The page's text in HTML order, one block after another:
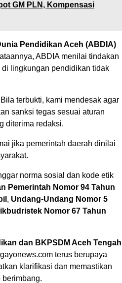
GM PLN, Kompensasi
Pendidikan Aceh (ABDIA)
ABDIA menilai tindakan
lingkungan pendidikan tidak
terbukti, kami mendesak agar
sanksi tegas sesuai aturan
diterima redaksi.
jika pemerintah daerah dinilai
norma sosial dan kode etik
Pemerintah Nomor 94 Tahun
, Undang-Undang Nomor 5
Nomor 67 Tahun
dan BKPSDM Aceh Tengah
terus berupaya
klarifikasi dan memastikan
berimbang.